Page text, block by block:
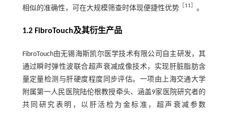
相似的准确性，可在大规模筛查时体现便捷性优势［11］ 。
1.2 FibroTouch及其衍生产品
FibroTouch由无锡海斯凯尔医学技术有限公司自主研发，其
通过瞬时弹性波联合超声衰减成像技术，实现肝脏脂肪含
量定量检测与肝硬度程度同步评估。一项由上海交通大学
附属第一人民医院陆伦根教授牵头、涵盖9家医院研究者的
共同研究表明，以肝活检为金标准，超声衰减参数